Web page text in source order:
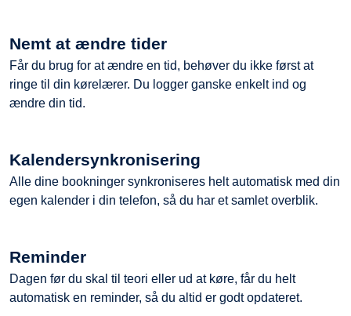
Nemt at ændre tider
Får du brug for at ændre en tid, behøver du ikke først at
ringe til din kørelærer. Du logger ganske enkelt ind og
ændre din tid.
Kalendersynkronisering
Alle dine bookninger synkroniseres helt automatisk med din
egen kalender i din telefon, så du har et samlet overblik.
Reminder
Dagen før du skal til teori eller ud at køre, får du helt
automatisk en reminder, så du altid er godt opdateret.